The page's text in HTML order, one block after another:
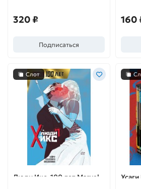
320 ₽
Подписаться
160
Слот
Люди Икс. 100 лет Marvel